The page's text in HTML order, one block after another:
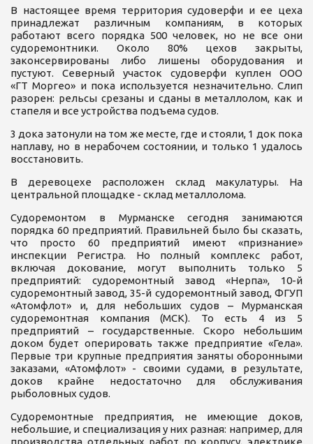
В настоящее время территория судоверфи и ее цеха
принадлежат различным компаниям, в которых
работают всего порядка 500 человек, но не все они
судоремонтники. Около 80% цехов закрыты,
законсервированы либо лишены оборудования и
пустуют. Северный участок судоверфи куплен ООО
«ГТ Моргео» и пока используется незначительно. Слип
разорен: рельсы срезаны и сданы в металлолом, как и
стапеля и все устройства подъема судов.
3 дока затонули на том же месте, где и стояли, 1 док пока
наплаву, но в нерабочем состоянии, и только 1 удалось
восстановить.
В деревоцехе расположен склад макулатуры. На
центральной площадке - склад металлолома.
Судоремонтом в Мурманске сегодня занимаются
порядка 60 предприятий. Правильней было бы сказать,
что просто 60 предприятий имеют «признание»
инспекции Регистра. Но полный комплекс работ,
включая докование, могут выполнить только 5
предприятий: судоремонтный завод «Нерпа», 10-й
судоремонтный завод, 35-й судоремонтный завод, ФГУП
«Атомфлот» и, для небольших судов – Мурманская
судоремонтная компания (МСК). То есть 4 из 5
предприятий – государственные. Скоро небольшим
доком будет оперировать также предприятие «Гела».
Первые три крупные предприятия заняты оборонными
заказами, «Атомфлот» - своими судами, в результате,
доков крайне недостаточно для обслуживания
рыболовных судов.
Судоремонтные предприятия, не имеющие доков,
небольшие, и специализация у них разная: например, для
производства отдельных работ по корпусу, электрике